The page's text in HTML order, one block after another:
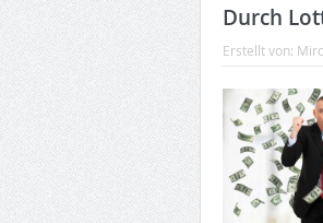
Durch
Erstellt von: